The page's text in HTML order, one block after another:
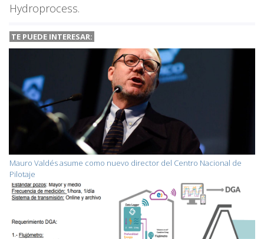
Hydroprocess.
TE PUEDE INTERESAR:
Mauro Valdés asume como nuevo director del Centro Nacional de
Pilotaje